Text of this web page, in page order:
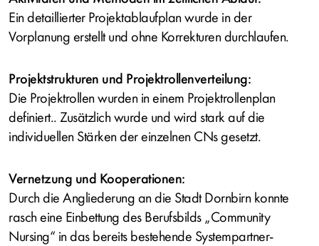
Ein detaillierter Projektablaufplan wurde in der
Vorplanung erstellt und ohne Korrekturen durchlaufen.
Projektstrukturen und Projektrollenverteilung:
Die Projektrollen wurden in einem Projektrollenplan
definiert.. Zusätzlich wurde und wird stark auf die
individuellen Stärken der einzelnen CNs gesetzt.
Vernetzung und Kooperationen:
Durch die Angliederung an die Stadt Dornbirn konnte
rasch eine Einbettung des Berufsbilds „Community
Nursing“ in das bereits bestehende Systempartner-